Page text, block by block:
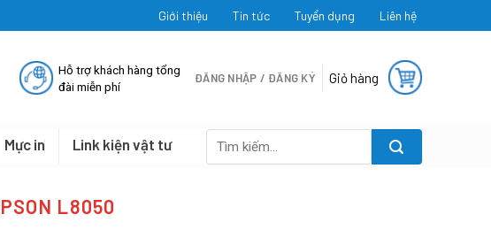
Giới thiệu Tin tức Tuyển dụng Liên hệ
Hỗ trợ khách hàng tổng
đài miễn phí
ĐĂNG NHẬP / ĐĂNG KÝ Giỏ hàng
Mực in Link kiện vật tư Tìm
L8050